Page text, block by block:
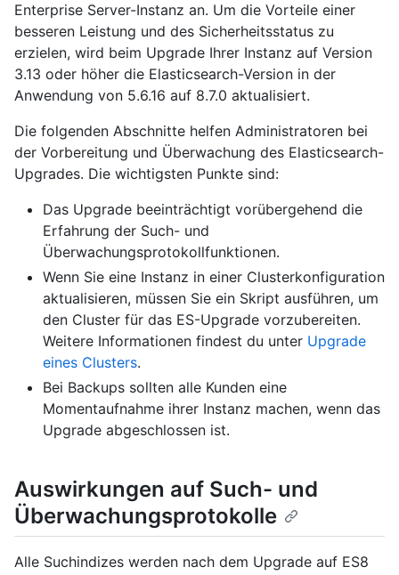
Enterprise Server-Instanz an. Um die Vorteile einer
besseren Leistung und des Sicherheitsstatus zu
erzielen, wird beim Upgrade Ihrer Instanz auf Version
3.13 oder höher die Elasticsearch-Version in der
Anwendung von 5.6.16 auf 8.7.0 aktualisiert.
Die folgenden Abschnitte helfen Administratoren bei
der Vorbereitung und Überwachung des Elasticsearch-
Upgrades. Die wichtigsten Punkte sind:
Das Upgrade beeinträchtigt vorübergehend die
Erfahrung der Such- und
Überwachungsprotokollfunktionen.
Wenn Sie eine Instanz in einer Clusterkonfiguration
aktualisieren, müssen Sie ein Skript ausführen, um
den Cluster für das ES-Upgrade vorzubereiten.
Weitere Informationen findest du unter Upgrade
eines Clusters.
Bei Backups sollten alle Kunden eine
Momentaufnahme ihrer Instanz machen, wenn das
Upgrade abgeschlossen ist.
Auswirkungen auf Such- und
Überwachungsprotokolle
Alle Suchindizes werden nach dem Upgrade auf ES8